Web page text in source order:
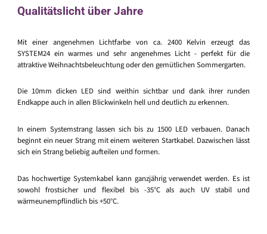
Qualitätslicht über Jahre
Mit einer angenehmen Lichtfarbe von ca. 2400 Kelvin erzeugt das
SYSTEM24 ein warmes und sehr angenehmes Licht - perfekt für die
attraktive Weihnachtsbeleuchtung oder den gemütlichen Sommergarten.
Die 10mm dicken LED sind weithin sichtbar und dank ihrer runden
Endkappe auch in allen Blickwinkeln hell und deutlich zu erkennen.
In einem Systemstrang lassen sich bis zu 1500 LED verbauen. Danach
beginnt ein neuer Strang mit einem weiteren Startkabel. Dazwischen lässt
sich ein Strang beliebig aufteilen und formen.
Das hochwertige Systemkabel kann ganzjährig verwendet werden. Es ist
sowohl frostsicher und flexibel bis -35°C als auch UV stabil und
wärmeunempflindlich bis +50°C.